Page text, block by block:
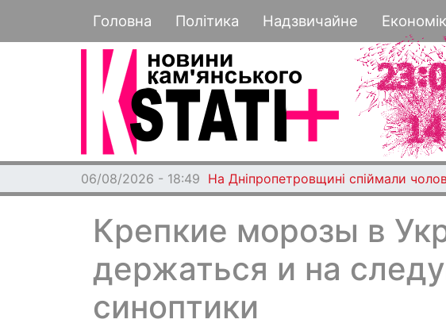
Основная навигация
Головна Політика Надзвичайне
06/08/2026 - 18:49 На Дніпропетровщині спіймали
Крепкие морозы в
держаться и на
синоптики